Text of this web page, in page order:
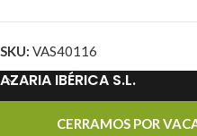
SKU: VAS40116
AZARIA IBÉRICA S.L.
PROMOCIONESCERRAMOS POR